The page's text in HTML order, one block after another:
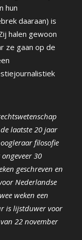
hun
daaraan) is
halen gewoon
ze gaan op de
laatste 20 jaar
filosofie
30
geschreven en
Nederlandse
weken een
is lijstduwer voor
22 november